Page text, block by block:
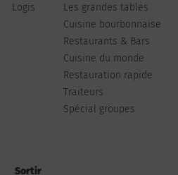
Logis
Les grandes tables
Cuisine bourbonnaise
Restaurants & Bars
Cuisine du monde
Restauration rapide
Traiteurs
Spécial groupes
Sortir